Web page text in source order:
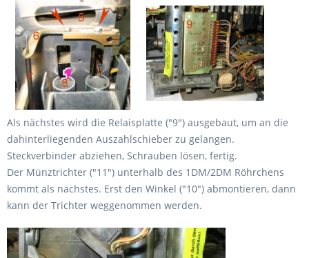
Als nächstes wird die Relaisplatte ("9") ausgebaut, um an die
dahinterliegenden Auszahlschieber zu gelangen.
Steckverbinder abziehen, Schrauben lösen, fertig.
Der Münztrichter ("11") unterhalb des 1DM/2DM Röhrchens
kommt als nächstes. Erst den Winkel ("10") abmontieren, dann
kann der Trichter weggenommen werden.